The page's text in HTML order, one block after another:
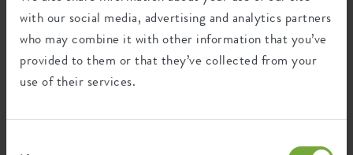
with our social media, advertising and analytics partners
who may combine it with other information that you’ve
provided to them or that they’ve collected from your
use of their services.
Zertifikate Garantie
99Jahre